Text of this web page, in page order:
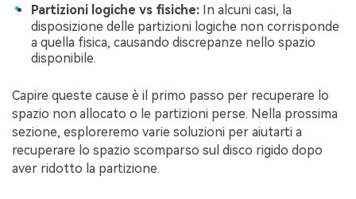
Partizioni logiche vs fisiche: In alcuni casi, la
disposizione delle partizioni logiche non corrisponde
a quella fisica, causando discrepanze nello spazio
disponibile.
Capire queste cause è il primo passo per recuperare lo
spazio non allocato o le partizioni perse. Nella prossima
sezione, esploreremo varie soluzioni per aiutarti a
recuperare lo spazio scomparso sul disco rigido dopo
aver ridotto la partizione.